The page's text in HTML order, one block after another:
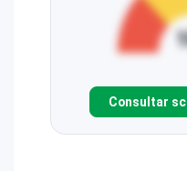
Consultar